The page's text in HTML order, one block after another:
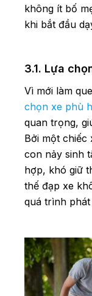
không ít bố
khi bắt đầu
3.1. Lựa
Vì mới làm
chọn xe phù
quan trọng,
Bởi một chiếc
con nảy sinh
hợp, khó giữ
thế đạp xe
quá trình